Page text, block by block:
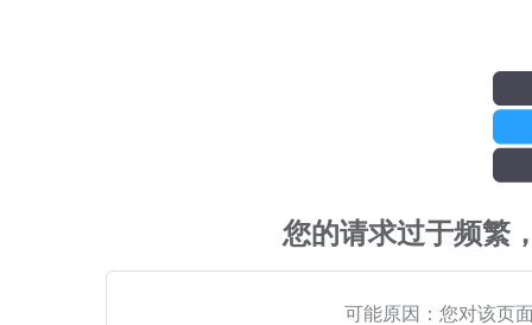
您的请求过于频繁
可能原因：您对该页